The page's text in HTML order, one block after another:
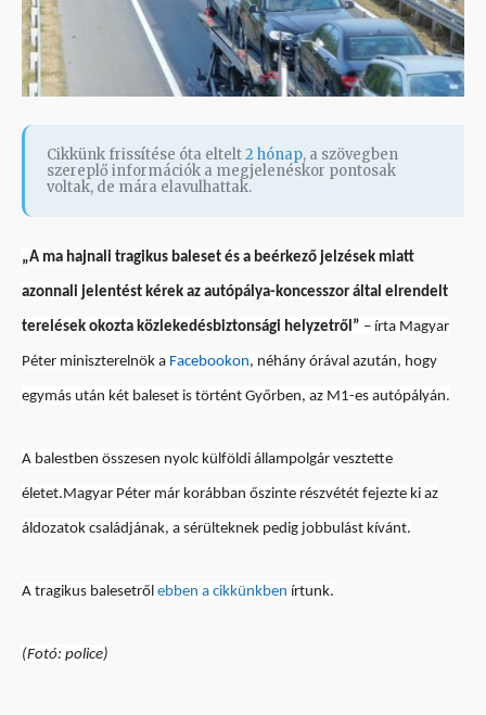
Cikkünk frissítése óta eltelt2 hónap, a szövegben
szereplő információk a megjelenéskor pontosak
voltak, de mára elavulhattak.
„A ma hajnali tragikus baleset és a beérkező jelzések miatt
azonnali jelentést kérek az autópálya-koncesszor által elrendelt
terelések okozta közlekedésbiztonsági helyzetről” – írta Magyar
Péter miniszterelnök a Facebookon, néhány órával azután, hogy
egymás után két baleset is történt Győrben, az M1-es autópályán.
A balestben összesen nyolc külföldi állampolgár vesztette
életet.Magyar Péter már korábban őszinte részvétét fejezte ki az
áldozatok családjának, a sérülteknek pedig jobbulást kívánt.
A tragikus balesetről ebben a cikkünkben írtunk.
(Fotó: police)